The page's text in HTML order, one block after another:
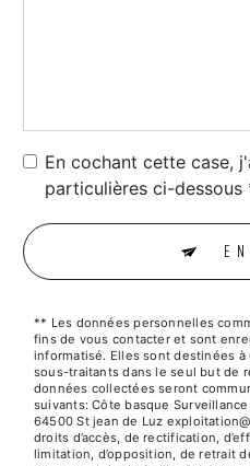
En cochant cette case,
particulières ci-dessous
** Les données personnelles
fins de vous contacter et sont
informatisé. Elles sont destinées
sous-traitants dans le seul but de
données collectées seront
suivants: Côte basque
64500 St jean de Luz
droits d’accès, de rectification,
limitation, d’opposition, de retrait